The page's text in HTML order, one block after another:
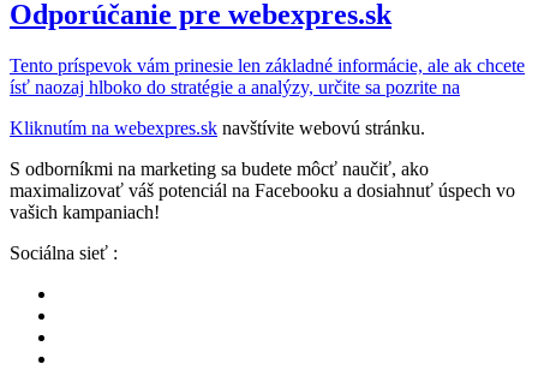
Odporúčanie pre webexpres.sk
Tento príspevok vám prinesie len základné informácie, ale ak chcete
ísť naozaj hlboko do stratégie a analýzy, určite sa pozrite na
Kliknutím na webexpres.sk navštívite webovú stránku.
S odborníkmi na marketing sa budete môcť naučiť, ako
maximalizovať váš potenciál na Facebooku a dosiahnuť úspech vo
vašich kampaniach!
Sociálna sieť :